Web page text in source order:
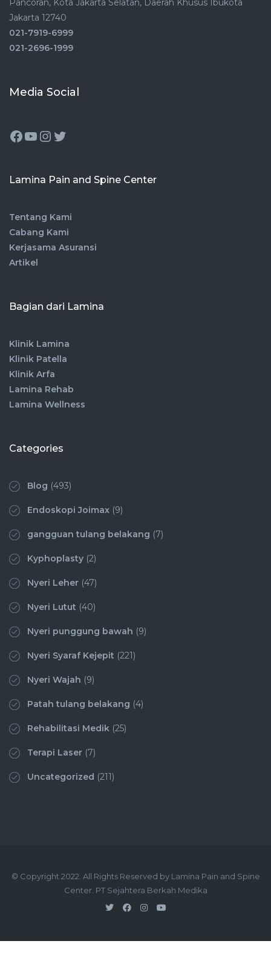
Pancoran, Kota Jakarta Selatan, Daerah Khusus Ibukota
Jakarta 12740
021-7919-6999
021-2696-1999
Media Social
Lamina Pain and Spine Center
Tentang Kami
Cabang Kami
Kerjasama Asuransi
Artikel
Bagian dari Lamina
Klinik Lamina
Klinik Patella
Klinik Arfa
Lamina Rehab
Lamina Wellness
Categories
Blog (493)
Endoskopi Joimax (9)
gangguan tulang belakang (7)
Kyphoplasty (2)
Nyeri Leher (47)
Nyeri Lutut (40)
Nyeri punggung bawah (9)
Nyeri Syaraf Kejepit (221)
Nyeri Wajah (9)
Patah tulang belakang (4)
Rehabilitasi Medik (25)
Terapi Laser (7)
Uncategorized (211)
© Copyright 2022. All Rights Reserved by Lamina Pain and Spine
Center. PT Sejahtera Berkah Medika